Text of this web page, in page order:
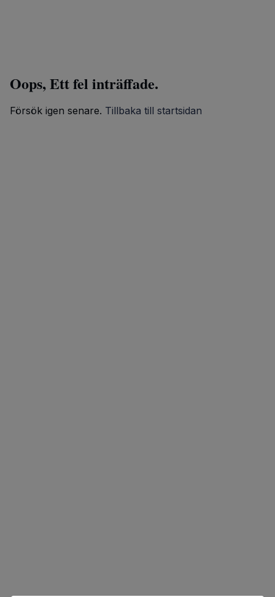
Oops, Ett fel inträffade.
Försök igen senare. Tillbaka till startsidan